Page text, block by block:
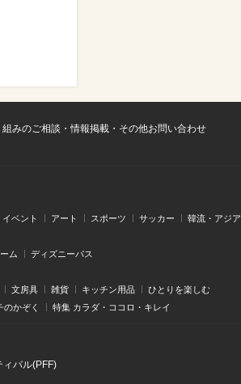
みのご相談・情報掲載・その他お問い合わせ
イベント アート スポーツ サッカー 韓流・アジア
ム
ディズニーパス
文房具 雑貨 キッチン用品
ひとりを楽しむ
かぞく 特集 カラダ・ココロ・キレイ
ィバル(PFF)